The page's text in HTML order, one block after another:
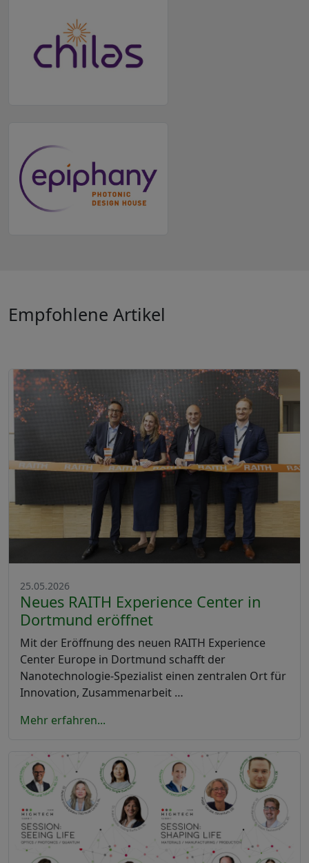
Empfohlene Artikel
25.05.2026
Neues RAITH Experience Center in
Dortmund eröffnet
Mit der Eröffnung des neuen RAITH Experience
Center Europe in Dortmund schafft der
Nanotechnologie-Spezialist einen zentralen Ort für
Innovation, Zusammenarbeit …
Mehr erfahren...